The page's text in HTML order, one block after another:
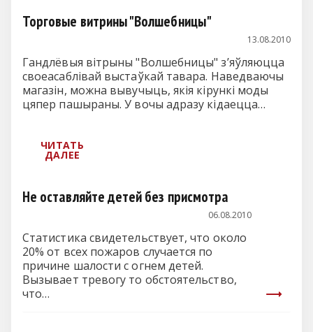
Торговые витрины "Волшебницы"
13.08.2010
Гандлёвыя вітрыны "Волшебницы" з’яўляюцца
своеасаблівай выстаўкай тавара. Наведваючы
магазін, можна вывучыць, якія кірункі моды
цяпер пашыраны. У вочы адразу кідаецца…
Не оставляйте детей без присмотра
06.08.2010
Статистика свидетельствует, что около
20% от всех пожаров случается по
причине шалости с огнем детей.
Вызывает тревогу то обстоятельство,
что…